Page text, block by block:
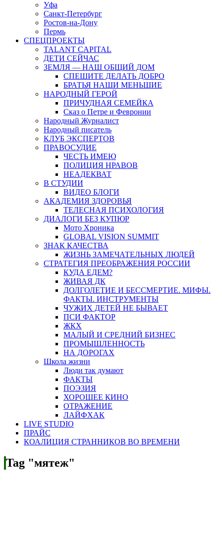
Уфа
Санкт-Петербург
Ростов-на-Дону
Пермь
СПЕЦПРОЕКТЫ
TALANT CAPITAL
ДЕТИ СЕЙЧАС
ЗЕМЛЯ — НАШ ОБЩИЙ ДОМ
СПЕШИТЕ ДЕЛАТЬ ДОБРО
БРАТЬЯ НАШИ МЕНЬШИЕ
НАРОДНЫЙ ГЕРОЙ
ПРИЧУДНАЯ СЕМЕЙКА
Сказ о Петре и Февронии
Народный Журналист
Народный писатель
КЛУБ ЭКСПЕРТОВ
ПРАВОСУДИЕ
ЧЕСТЬ ИМЕЮ
ПОЛИЦИЯ НРАВОВ
НЕАДЕКВАТ
В СТУДИИ
ВИДЕО БЛОГИ
АКАДЕМИЯ ЗДОРОВЬЯ
ТЕЛЕСНАЯ ПСИХОЛОГИЯ
ДИАЛОГИ БЕЗ КУПЮР
Мото Хроника
GLOBAL VISION SUMMIT
ЗНАК КАЧЕСТВА
ЖИЗНЬ ЗАМЕЧАТЕЛЬНЫХ ЛЮДЕЙ
СТРАТЕГИЯ ПРЕОБРАЖЕНИЯ РОССИИ
КУДА ЕДЕМ?
ЖИВАЯ ДК
ДОЛГОЛЕТИЕ И БЕССМЕРТИЕ. МИФЫ.
ФАКТЫ. ИНСТРУМЕНТЫ
ЧУЖИХ ДЕТЕЙ НЕ БЫВАЕТ
ПСИ ФАКТОР
ЖКХ
МАЛЫЙ И СРЕДНИЙ БИЗНЕС
ПРОМЫШЛЕННОСТЬ
НА ДОРОГАХ
Школа жизни
Люди так думают
ФАКТЫ
ПОЭЗИЯ
ХОРОШЕЕ КИНО
ОТРАЖЕНИЕ
ЛАЙФХАК
LIVE STUDIO
ПРАЙС
КОАЛИЦИЯ СТРАННИКОВ ВО ВРЕМЕНИ
Tag "мятеж"